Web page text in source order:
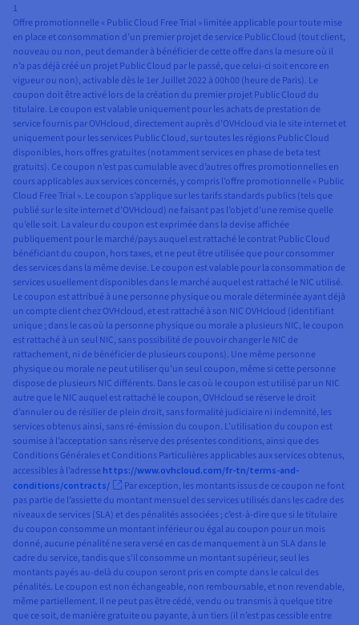
1
Offre promotionnelle « Public Cloud Free Trial » limitée applicable pour toute mise
en place et consommation d’un premier projet de service Public Cloud (tout client,
nouveau ou non, peut demander à bénéficier de cette offre dans la mesure où il
n’a pas déjà créé un projet Public Cloud par le passé, que celui-ci soit encore en
vigueur ou non), activable dès le 1er Juillet 2022 à 00h00 (heure de Paris). Le
coupon doit être activé lors de la création du premier projet Public Cloud du
titulaire. Le coupon est valable uniquement pour les achats de prestation de
service fournis par OVHcloud, directement auprès d’OVHcloud via le site internet et
uniquement pour les services Public Cloud, sur toutes les régions Public Cloud
disponibles, hors offres gratuites (notamment services en phase de beta test
gratuits). Ce coupon n’est pas cumulable avec d’autres offres promotionnelles en
cours applicables aux services concernés, y compris l’offre promotionnelle « Public
Cloud Free Trial ». Le coupon s’applique sur les tarifs standards publics (tels que
publié sur le site internet d’OVHcloud) ne faisant pas l’objet d’une remise quelle
qu’elle soit. La valeur du coupon est exprimée dans la devise affichée
publiquement pour le marché/pays auquel est rattaché le contrat Public Cloud
bénéficiant du coupon, hors taxes, et ne peut être utilisée que pour consommer
des services dans la même devise. Le coupon est valable pour la consommation de
services usuellement disponibles dans le marché auquel est rattaché le NIC utilisé.
Le coupon est attribué à une personne physique ou morale déterminée ayant déjà
un compte client chez OVHcloud, et est rattaché à son NIC OVHcloud (identifiant
unique ; dans le cas où la personne physique ou morale a plusieurs NIC, le coupon
est rattaché à un seul NIC, sans possibilité de pouvoir changer le NIC de
rattachement, ni de bénéficier de plusieurs coupons). Une même personne
physique ou morale ne peut utiliser qu’un seul coupon, même si cette personne
dispose de plusieurs NIC différents. Dans le cas où le coupon est utilisé par un NIC
autre que le NIC auquel est rattaché le coupon, OVHcloud se réserve le droit
d’annuler ou de résilier de plein droit, sans formalité judiciaire ni indemnité, les
services obtenus ainsi, sans ré-émission du coupon. L’utilisation du coupon est
soumise à l’acceptation sans réserve des présentes conditions, ainsi que des
Conditions Générales et Conditions Particulières applicables aux services obtenus,
accessibles à l’adresse https://www.ovhcloud.com/fr-tn/terms-and-
conditions/contracts/
Par exception, les montants issus de ce coupon ne font
pas partie de l’assiette du montant mensuel des services utilisés dans les cadre des
niveaux de services (SLA) et des pénalités associées ; c’est-à-dire que si le titulaire
du coupon consomme un montant inférieur ou égal au coupon pour un mois
donné, aucune pénalité ne sera versé en cas de manquement à un SLA dans le
cadre du service, tandis que s’il consomme un montant supérieur, seul les
montants payés au-delà du coupon seront pris en compte dans le calcul des
pénalités. Le coupon est non échangeable, non remboursable, et non revendable,
même partiellement. Il ne peut pas être cédé, vendu ou transmis à quelque titre
que ce soit, de manière gratuite ou payante, à un tiers (il n’est pas cessible entre